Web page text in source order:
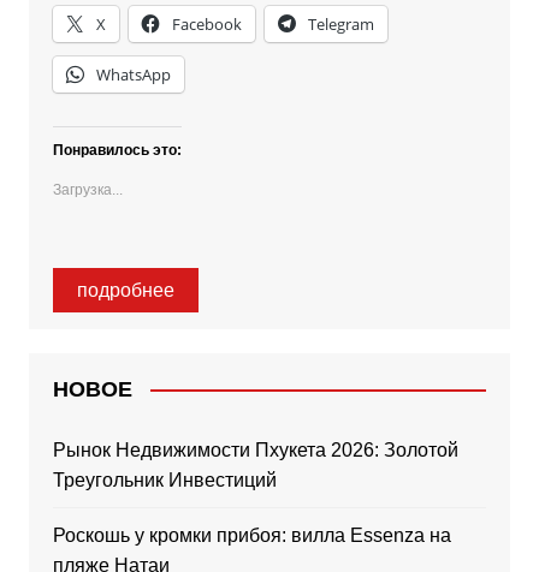
X Facebook Telegram
WhatsApp
Понравилось это:
Загрузка...
подробнее
НОВОЕ
Рынок Недвижимости Пхукета 2026: Золотой
Треугольник Инвестиций
Роскошь у кромки прибоя: вилла Essenza на
пляже Натаи